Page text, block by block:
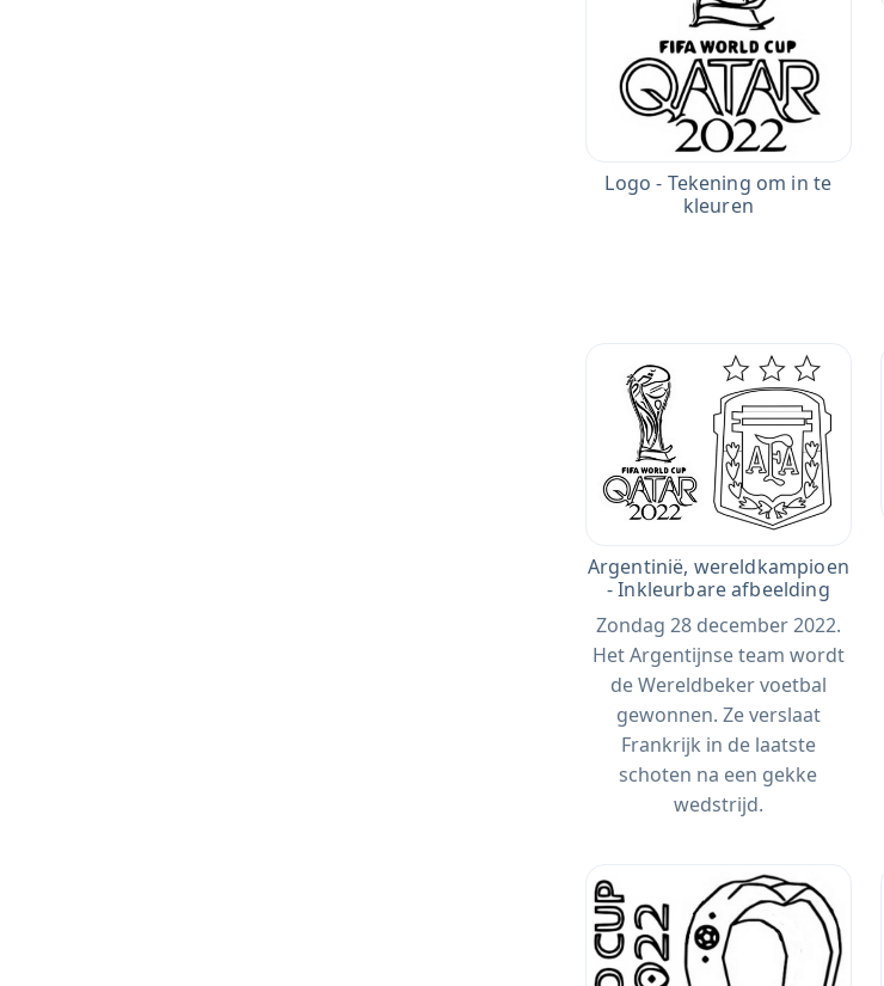
Logo - Tekening om in te
kleuren
Argentinië, wereldkampioen
- Inkleurbare afbeelding
Zondag 28 december 2022.
Het Argentijnse team wordt
de Wereldbeker voetbal
gewonnen. Ze verslaat
Frankrijk in de laatste
schoten na een gekke
wedstrijd.